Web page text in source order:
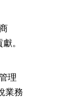
。
理
業務